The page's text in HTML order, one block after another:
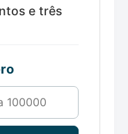
e três